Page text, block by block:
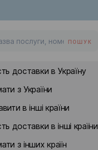
ПОШУК
доставки в Україну
з України
в інші країни
доставки в інші країни
з інших країн